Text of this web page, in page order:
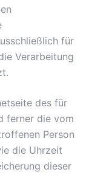
für
Verarbeitung
des für
ferner die vom
Person
die Uhrzeit
dieser